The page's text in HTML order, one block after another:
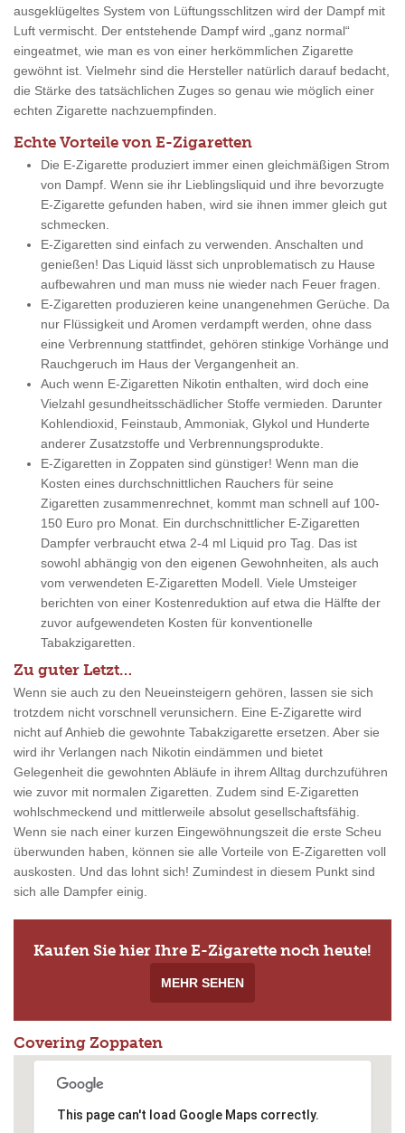
ausgeklügeltes System von Lüftungsschlitzen wird der Dampf mit
Luft vermischt. Der entstehende Dampf wird „ganz normal“
eingeatmet, wie man es von einer herkömmlichen Zigarette
gewöhnt ist. Vielmehr sind die Hersteller natürlich darauf bedacht,
die Stärke des tatsächlichen Zuges so genau wie möglich einer
echten Zigarette nachzuempfinden.
Echte Vorteile von E-Zigaretten
Die E-Zigarette produziert immer einen gleichmäßigen Strom
von Dampf. Wenn sie ihr Lieblingsliquid und ihre bevorzugte
E-Zigarette gefunden haben, wird sie ihnen immer gleich gut
schmecken.
E-Zigaretten sind einfach zu verwenden. Anschalten und
genießen! Das Liquid lässt sich unproblematisch zu Hause
aufbewahren und man muss nie wieder nach Feuer fragen.
E-Zigaretten produzieren keine unangenehmen Gerüche. Da
nur Flüssigkeit und Aromen verdampft werden, ohne dass
eine Verbrennung stattfindet, gehören stinkige Vorhänge und
Rauchgeruch im Haus der Vergangenheit an.
Auch wenn E-Zigaretten Nikotin enthalten, wird doch eine
Vielzahl gesundheitsschädlicher Stoffe vermieden. Darunter
Kohlendioxid, Feinstaub, Ammoniak, Glykol und Hunderte
anderer Zusatzstoffe und Verbrennungsprodukte.
E-Zigaretten in Zoppaten sind günstiger! Wenn man die
Kosten eines durchschnittlichen Rauchers für seine
Zigaretten zusammenrechnet, kommt man schnell auf 100-
150 Euro pro Monat. Ein durchschnittlicher E-Zigaretten
Dampfer verbraucht etwa 2-4 ml Liquid pro Tag. Das ist
sowohl abhängig von den eigenen Gewohnheiten, als auch
vom verwendeten E-Zigaretten Modell. Viele Umsteiger
berichten von einer Kostenreduktion auf etwa die Hälfte der
zuvor aufgewendeten Kosten für konventionelle
Tabakzigaretten.
Zu guter Letzt…
Wenn sie auch zu den Neueinsteigern gehören, lassen sie sich
trotzdem nicht vorschnell verunsichern. Eine E-Zigarette wird
nicht auf Anhieb die gewohnte Tabakzigarette ersetzen. Aber sie
wird ihr Verlangen nach Nikotin eindämmen und bietet
Gelegenheit die gewohnten Abläufe in ihrem Alltag durchzuführen
wie zuvor mit normalen Zigaretten. Zudem sind E-Zigaretten
wohlschmeckend und mittlerweile absolut gesellschaftsfähig.
Wenn sie nach einer kurzen Eingewöhnungszeit die erste Scheu
überwunden haben, können sie alle Vorteile von E-Zigaretten voll
auskosten. Und das lohnt sich! Zumindest in diesem Punkt sind
sich alle Dampfer einig.
Kaufen Sie hier Ihre E-Zigarette noch heute!
MEHR SEHEN
Covering Zoppaten
This page can't load Google Maps correctly.